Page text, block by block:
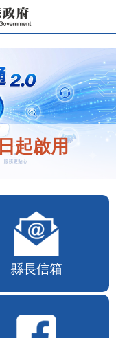
起啟用
縣長信箱